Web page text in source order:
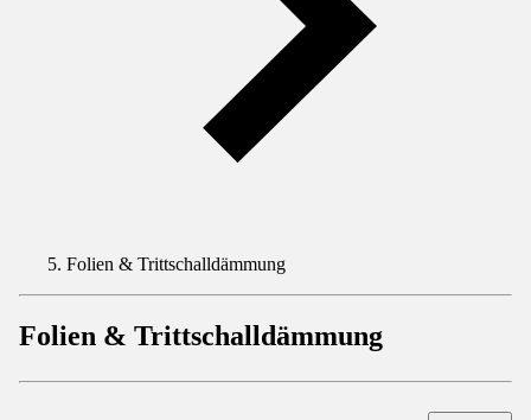
Folien & Trittschalldämmung
Folien & Trittschalldämmung